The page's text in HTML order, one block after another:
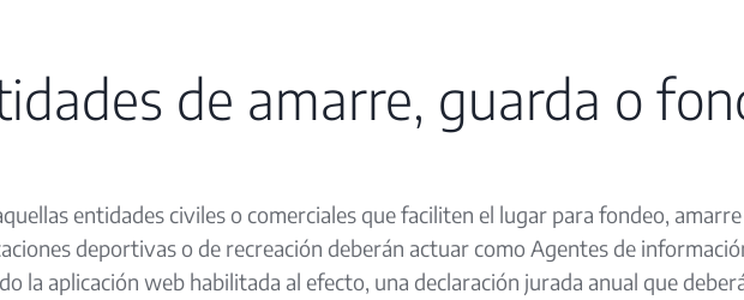
de amarre, guarda o
entidades civiles o comerciales que faciliten el lugar para fondeo,
deportivas o de recreación deberán actuar como Agentes de
la aplicación web habilitada al efecto, una declaración jurada anual que